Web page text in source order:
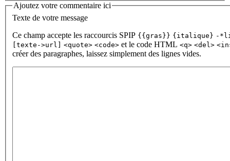
Ajoutez votre commentaire ici
Texte de votre message
Ce champ accepte les raccourcis SPIP {{gras}} {italique} -
[texte->url] <quote> <code> et le code HTML <q> <del>
créer des paragraphes, laissez simplement des lignes vides.